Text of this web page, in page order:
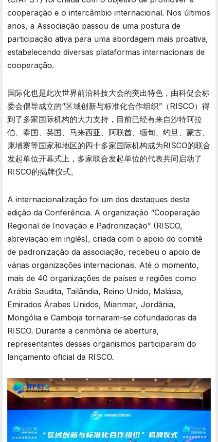
cooperação e o intercâmbio internacional. Nos últimos
anos, a Associação passou de uma postura de
participação ativa para uma abordagem mais proativa,
estabelecendo diversas plataformas internacionais de
cooperação.
国际化也是此次世界前沿科技大会的突出特色，由科促会标
委会倡导成立的“区域创新与标准化合作组织”（RISCO）得
到了多家国际机构的大力支持，目前已经有来自沙特阿拉
伯、泰国、英国、马来西亚、阿联酋、缅甸、约旦、蒙古、
柬埔寨等国家和地区的四十多家国际机构成为RISCO的联合
发起单位开幕式上，多家联合发起单位的代表共同启动了
RISCO的揭牌仪式。
A internacionalização foi um dos destaques desta
edição da Conferência. A organização “Cooperação
Regional de Inovação e Padronização” (RISCO,
abreviação em inglês), criada com o apoio do comitê
de padronização da associação, recebeu o apoio de
várias organizações internacionais. Até o momento,
mais de 40 organizações de países e regiões como
Arábia Saudita, Tailândia, Reino Unido, Malásia,
Emirados Árabes Unidos, Mianmar, Jordânia,
Mongólia e Camboja tornaram-se cofundadoras da
RISCO. Durante a cerimônia de abertura,
representantes desses organismos participaram do
lançamento oficial da RISCO.